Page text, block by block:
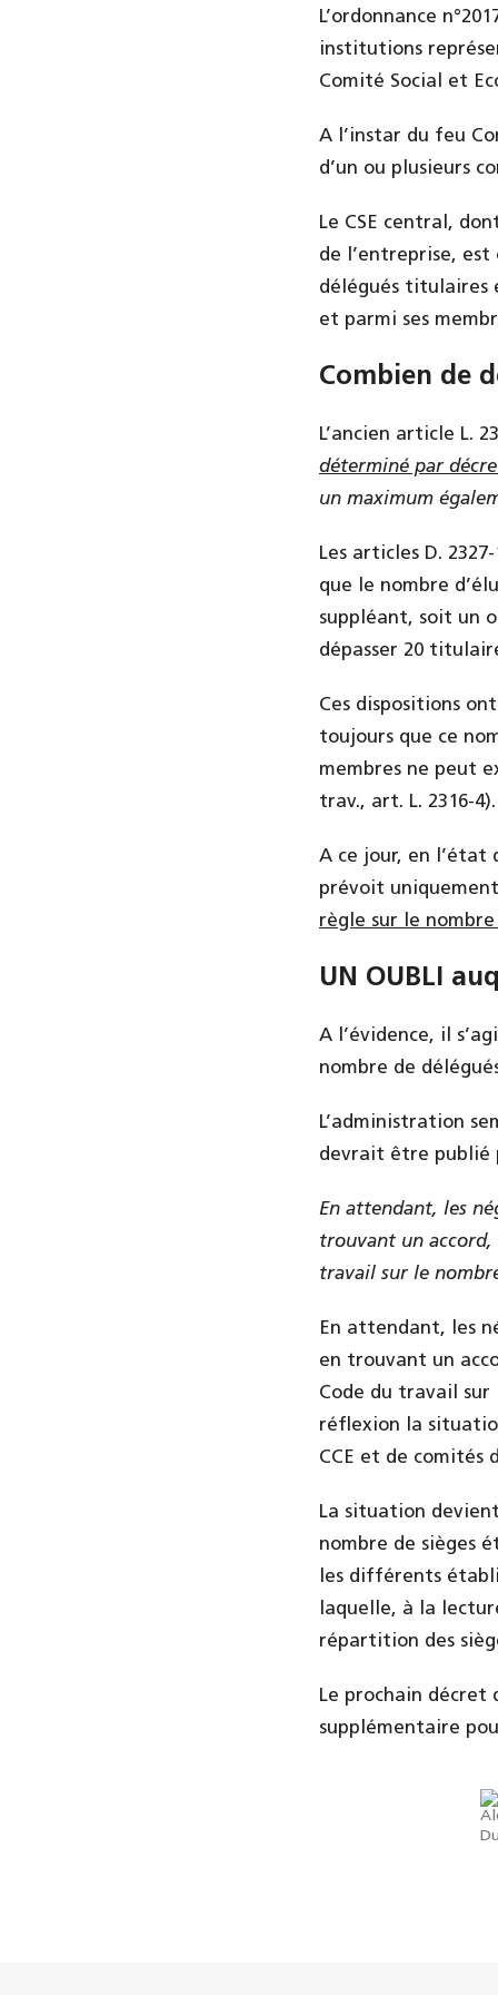
L’ordonnance
institutions
Comité Social et
A l’instar du feu
d’un ou plusieurs
Le CSE central,
de l’entreprise, est
délégués titulaires
et parmi ses
Combien de
L’ancien article L.
déterminé par
un maximum
Les articles D.
que le nombre
suppléant, soit un
dépasser 20
Ces dispositions
toujours que ce
membres ne peut
trav., art. L. 2316-4).
A ce jour, en l’état
prévoit
règle sur le
UN OUBLI
A l’évidence, il
nombre de
L’administration
devrait être publié
En attendant, les
trouvant un accord,
travail sur le
En attendant, les
en trouvant un
Code du travail sur
réflexion la
CCE et de comités
La situation
nombre de sièges
les différents
laquelle, à la
répartition des
Le prochain décret
supplémentaire